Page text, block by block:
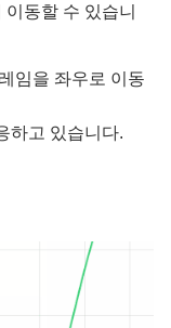
동할 수 있습니
임을 좌우로 이동
하고 있습니다.